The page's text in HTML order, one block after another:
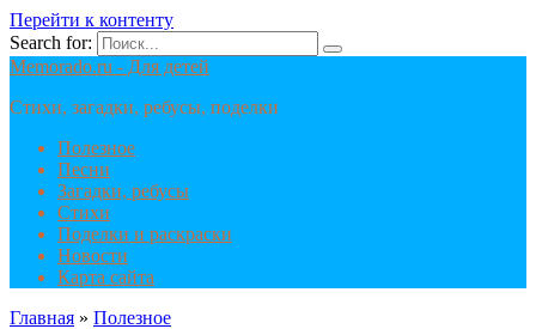
Перейти к контенту
Search for:
Memorado.ru - Для детей
Стихи, загадки, ребусы, поделки
Полезное
Песни
Загадки, ребусы
Стихи
Поделки и раскраски
Новости
Карта сайта
Главная » Полезное